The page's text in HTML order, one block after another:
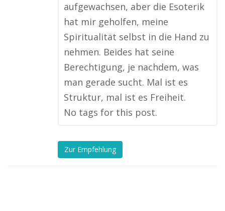
aufgewachsen, aber die Esoterik
hat mir geholfen, meine
Spiritualität selbst in die Hand zu
nehmen. Beides hat seine
Berechtigung, je nachdem, was
man gerade sucht. Mal ist es
Struktur, mal ist es Freiheit.
No tags for this post.
Zur Empfehlung